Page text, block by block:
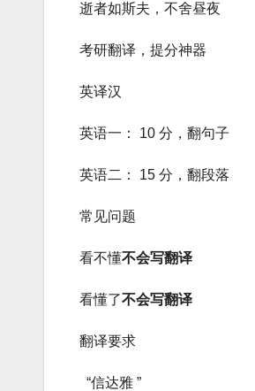
逝者如斯夫，不舍昼夜
考研翻译，提分神器
英译汉
英语一： 10 分，翻句子
英语二： 15 分，翻段落
常见问题
看不懂不会写翻译
看懂了不会写翻译
翻译要求
“信达雅 ”